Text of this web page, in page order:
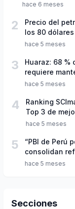
hace 6 meses
2
Precio del
los 80
hace 5 meses
3
Huaraz: 68 %
requiere
de inicio del
hace 5 meses
4
Ranking
Top 3 de
Perú
hace 5 meses
5
“PBI de Perú
consolidan
hace 5 meses
Secciones